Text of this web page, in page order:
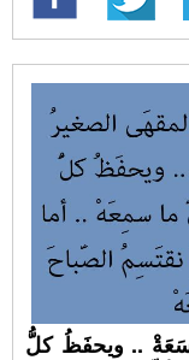
سَعَةْ .. ويحفَظُ كلُّ